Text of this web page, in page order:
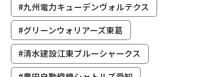
#九州電力キューデンヴォルテクス
#グリーンウォリアーズ東葛
#清水建設江東ブルーシャークス